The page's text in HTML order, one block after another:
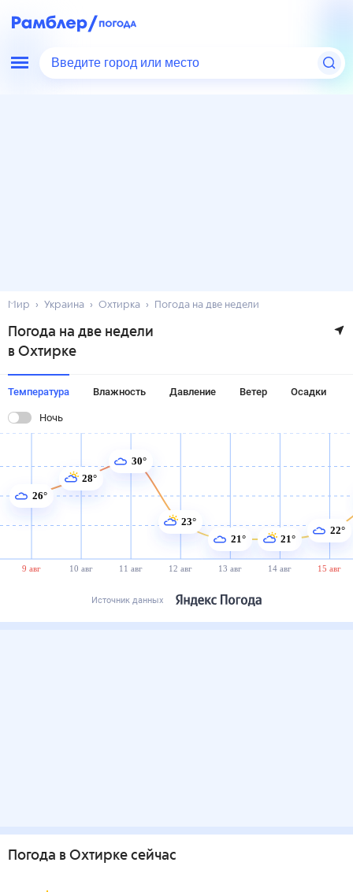
Введите город или место
Мир Украина Охтирка Погода на две недели
Погода на две недели
в Охтирке
Температура Влажность Давление Ветер Осадки
Ночь
9 авг 10 авг 11 авг 12 авг 13 авг 14 авг 15 авг
26°
28°
30°
23°
21°
21°
22°
Источник данных
Погода в Охтирке сейчас